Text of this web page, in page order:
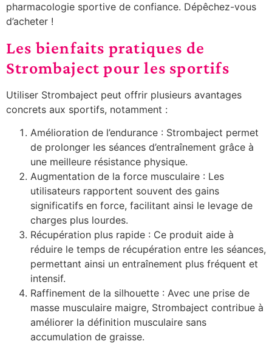
pharmacologie sportive de confiance. Dépêchez-vous
d’acheter !
Les bienfaits pratiques de
Strombaject pour les sportifs
Utiliser Strombaject peut offrir plusieurs avantages
concrets aux sportifs, notamment :
Amélioration de l’endurance : Strombaject permet
de prolonger les séances d’entraînement grâce à
une meilleure résistance physique.
Augmentation de la force musculaire : Les
utilisateurs rapportent souvent des gains
significatifs en force, facilitant ainsi le levage de
charges plus lourdes.
Récupération plus rapide : Ce produit aide à
réduire le temps de récupération entre les séances,
permettant ainsi un entraînement plus fréquent et
intensif.
Raffinement de la silhouette : Avec une prise de
masse musculaire maigre, Strombaject contribue à
améliorer la définition musculaire sans
accumulation de graisse.